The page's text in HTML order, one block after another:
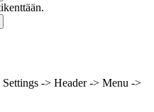
-> Header -> Menu ->